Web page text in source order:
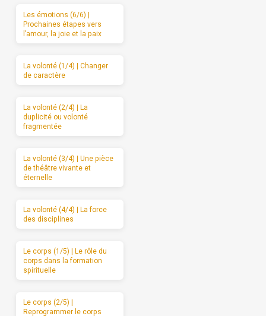
Les émotions (6/6) |
Prochaines étapes vers
l’amour, la joie et la paix
La volonté (1/4) | Changer
de caractère
La volonté (2/4) | La
duplicité ou volonté
fragmentée
La volonté (3/4) | Une pièce
de théâtre vivante et
éternelle
La volonté (4/4) | La force
des disciplines
Le corps (1/5) | Le rôle du
corps dans la formation
spirituelle
Le corps (2/5) |
Reprogrammer le corps